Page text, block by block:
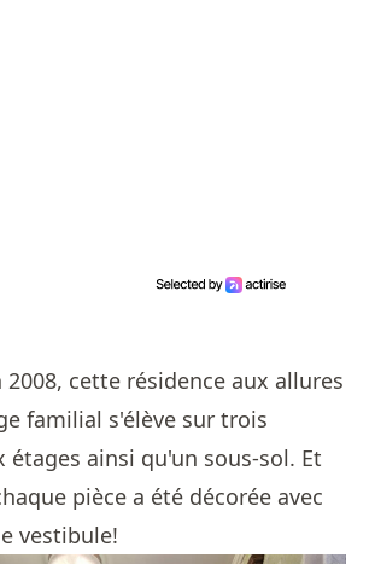
cette résidence aux allures
familial s'élève sur trois
étages ainsi qu'un sous-sol. Et
pièce a été décorée avec
vestibule!